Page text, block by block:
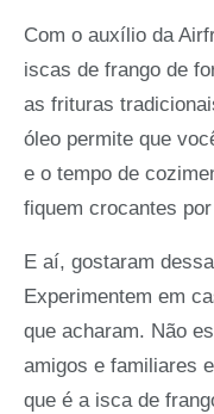
Com o auxílio da
iscas de frango de
as frituras
óleo permite que
e o tempo de
fiquem crocantes
E aí, gostaram
Experimentem em
que acharam. Não
amigos e familiares
que é a isca de